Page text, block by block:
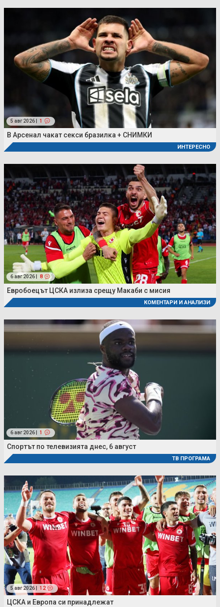
5 авг 2026 | 1
В Арсенал чакат секси бразилка + СНИМКИ
ИНТЕРЕСНО
6 авг 2026 | 8
Евробоецът ЦСКА излиза срещу Макаби с мисия
КОМЕНТАРИ И АНАЛИЗИ
6 авг 2026 | 1
Спортът по телевизията днес, 6 август
ТВ ПРОГРАМА
5 авг 2026 | 12
ЦСКА и Европа си принадлежат